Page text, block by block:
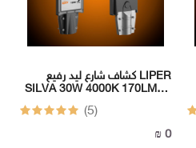
كشاف شارع ليد رفيع LIPER
SILVA 30W 4000K 170LM/W
IP65 CRI70 IK8 220-240V
(5)
0 ₪
:
092517725